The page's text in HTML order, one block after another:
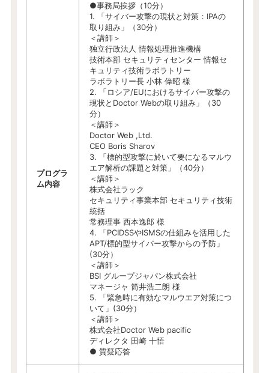
プログラ
ム内容
●事務局挨拶（10分）
1. 「サイバー攻撃の現状と対策：IPAの
取り組み」（30分）
＜講師＞
独立行政法人 情報処理推進機構
技術本部 セキュリティセンター 情報セ
キュリティ技術ラボラトリー
ラボラトリー長 小林 偉昭 様
2. 「ロシア/EUにおけるサイバー攻撃の
現状とDoctor Webの取り組み」（30
分）
＜講師＞
Doctor Web ,Ltd.
CEO Boris Sharov
3. 「標的型攻撃に於いて要になるマルウ
エア解析の課題と対策」（40分）
＜講師＞
株式会社ラック
セキュリティ事業本部 セキュリティ技術
統括
常務理事 西本逸郎 様
4. 「PCIDSSやISMSの仕組みを活用した
APT/標的型サイバー攻撃からの予防」
(30分）
＜講師＞
BSI グループジャパン株式会社
マネージャ 筒井浩二朗 様
5. 「緊急時に有効なマルウエア対策につ
いて」(30分）
＜講師＞
株式会社Doctor Web pacific
ディレクタ 田崎 十悟
● 質疑応答